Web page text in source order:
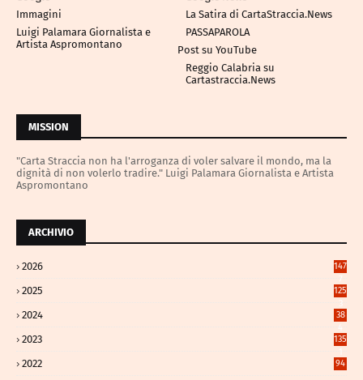
Immagini
La Satira di CartaStraccia.News
Luigi Palamara Giornalista e
Artista Aspromontano
PASSAPAROLA
Post su YouTube
Reggio Calabria su
Cartastraccia.News
MISSION
"Carta Straccia non ha l'arroganza di voler salvare il mondo, ma la
dignità di non volerlo tradire." Luigi Palamara Giornalista e Artista
Aspromontano
ARCHIVIO
2026
147
7
2025
125
3
2024
38
4
2023
135
1
2022 94